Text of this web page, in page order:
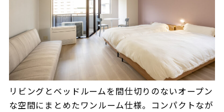
リビングとベッドルームを間仕切りのないオープン
な空間にまとめたワンルーム仕様。コンパクトなが